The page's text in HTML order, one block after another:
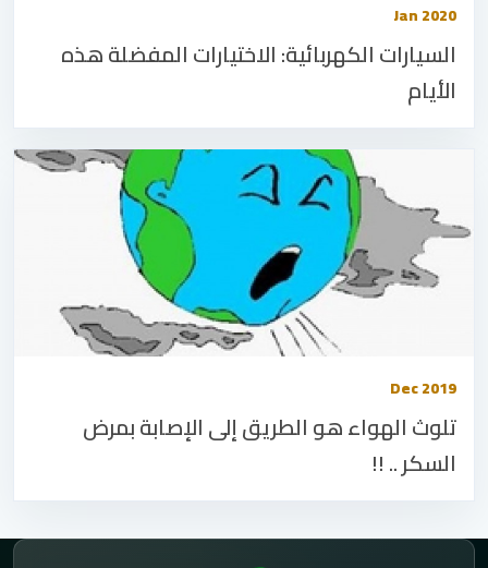
Jan 2020
السيارات الكهربائية: الاختيارات المفضلة هذه
الأيام
Dec 2019
تلوث الهواء هو الطريق إلى الإصابة بمرض
السكر .. !!